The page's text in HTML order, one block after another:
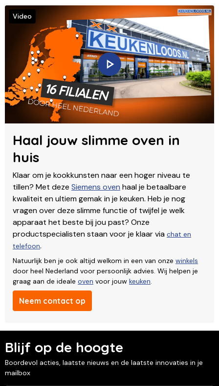
Haal jouw slimme oven in
huis
Klaar om je kookkunsten naar een hoger niveau te
tillen? Met deze Siemens oven haal je betaalbare
kwaliteit en ultiem gemak in je keuken. Heb je nog
vragen over deze slimme functie of twijfel je welk
apparaat het beste bij jou past? Onze
productspecialisten staan voor je klaar via chat en
telefoon.
Natuurlijk ben je ook altijd welkom in een van onze winkels
door heel Nederland voor persoonlijk advies. Wij helpen je
graag aan de ideale oven voor jouw keuken.
Neem contact op
Video
Blijf op de hoogte
Boordevol acties, laatste nieuws en de laatste innovaties in je
mailbox